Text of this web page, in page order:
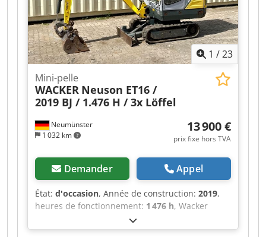
1 /23
Neumünster
1 032 km
Mini-pelle
WACKER Neuson ET16 /
2019 BJ / 1.476 H / 3x Löffel
13 900 €
prix fixe hors TVA
Demander Appel
État: d'occasion, Année de construction: 2019,
heures de fonctionnement: 1 476 h, Wacker
Neuson ET16, mini-pelle datant de 2019, avec
1 476 heures de fonctionnement : ---- *